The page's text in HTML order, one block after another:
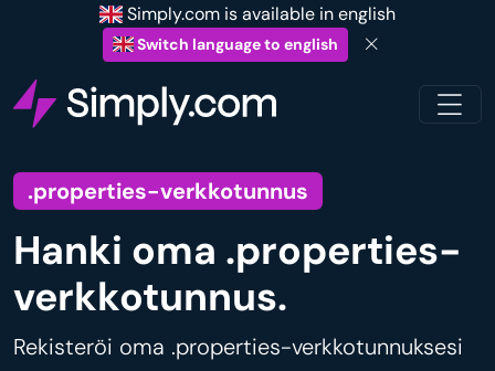
Simply.com is available in english
Switch language to english
.properties-verkkotunnus
Hanki oma .properties-
verkkotunnus.
Rekisteröi oma .properties-verkkotunnuksesi